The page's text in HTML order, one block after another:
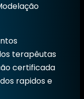
terapêutas
certificada
rapidos e